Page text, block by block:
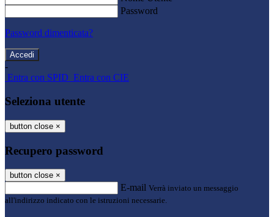
Password
Password dimenticata?
-
Entra con SPID Entra con CIE
Seleziona utente
button close ×
Recupero password
button close ×
E-mail Verrà inviato un messaggio
all'indirizzo indicato con le istruzioni necessarie.